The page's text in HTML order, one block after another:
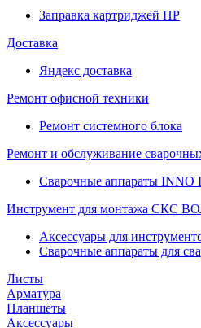
Заправка картриджей HP
Доставка
Яндекс доставка
Ремонт офисной техники
Ремонт системного блока
Ремонт и обслуживание
Сварочные аппараты INNO
Инструмент для монтажа СКС
Аксессуары для
Сварочные аппараты для
Листы
Арматура
Планшеты
Аксессуары